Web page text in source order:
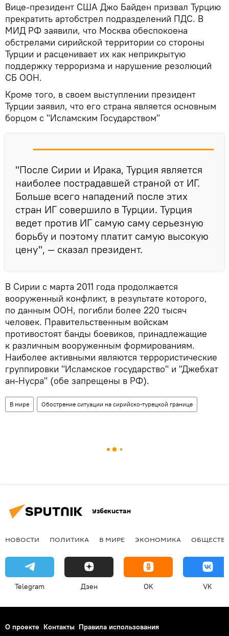
Вице-президент США Джо Байден призвал Турцию
прекратить артобстрел подразделений ПДС. В
МИД РФ заявили, что Москва обеспокоена
обстрелами сирийской территории со стороны
Турции и расценивает их как неприкрытую
поддержку терроризма и нарушение резолюций
СБ ООН.
Кроме того, в своем выступлении президент
Турции заявил, что его страна является основным
борцом с "Исламским Государством"
"После Сирии и Ирака, Турция является
наиболее пострадавшей страной от ИГ.
Больше всего нападений после этих
стран ИГ совершило в Турции. Турция
ведет против ИГ самую саму серьезную
борьбу и поэтому платит самую высокую
цену", — сказал президент.
В Сирии с марта 2011 года продолжается
вооруженный конфликт, в результате которого,
по данным ООН, погибли более 220 тысяч
человек. Правительственным войскам
противостоят банды боевиков, принадлежащие
к различным вооруженным формированиям.
Наиболее активными являются террористические
группировки "Исламское государство" и "Джебхат
ан-Нусра" (обе запрещены в РФ).
В мире Обострение ситуации на сирийско-турецкой границе
Узбекистан
НОВОСТИ ПОЛИТИКА В МИРЕ ЭКОНОМИКА
Telegram Дзен OK VK
О проекте Контакты Правила использования